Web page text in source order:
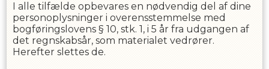
I alle tilfælde opbevares en nødvendig del af dine
personoplysninger i overensstemmelse med
bogføringslovens § 10, stk. 1, i 5 år fra udgangen af
det regnskabsår, som materialet vedrører.
Herefter slettes de.